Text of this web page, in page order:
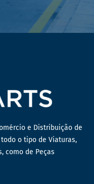
e Distribuição de
o tipo de Viaturas,
como de Peças